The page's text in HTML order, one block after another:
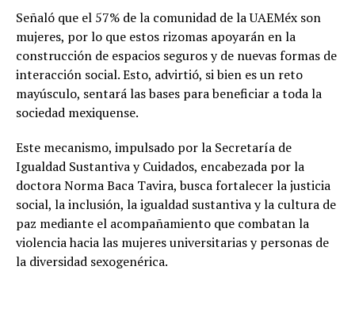
Señaló que el 57% de la comunidad de la UAEMéx son
mujeres, por lo que estos rizomas apoyarán en la
construcción de espacios seguros y de nuevas formas de
interacción social. Esto, advirtió, si bien es un reto
mayúsculo, sentará las bases para beneficiar a toda la
sociedad mexiquense.
Este mecanismo, impulsado por la Secretaría de
Igualdad Sustantiva y Cuidados, encabezada por la
doctora Norma Baca Tavira, busca fortalecer la justicia
social, la inclusión, la igualdad sustantiva y la cultura de
paz mediante el acompañamiento que combatan la
violencia hacia las mujeres universitarias y personas de
la diversidad sexogenérica.